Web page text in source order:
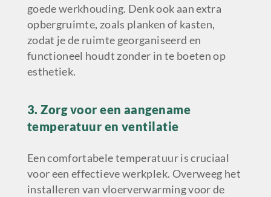
goede werkhouding. Denk ook aan extra
opbergruimte, zoals planken of kasten,
zodat je de ruimte georganiseerd en
functioneel houdt zonder in te boeten op
esthetiek.
3. Zorg voor een aangename
temperatuur en ventilatie
Een comfortabele temperatuur is cruciaal
voor een effectieve werkplek. Overweeg het
installeren van vloerverwarming voor de